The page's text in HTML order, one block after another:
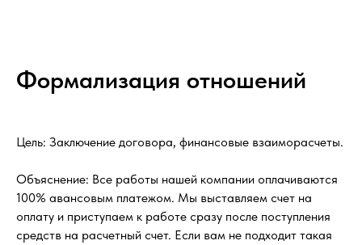
Формализация отношений
Цель: Заключение договора, финансовые взаиморасчеты.
Объяснение: Все работы нашей компании оплачиваются
100% авансовым платежом. Мы выставляем счет на
оплату и приступаем к работе сразу после поступления
средств на расчетный счет. Если вам не подходит такая